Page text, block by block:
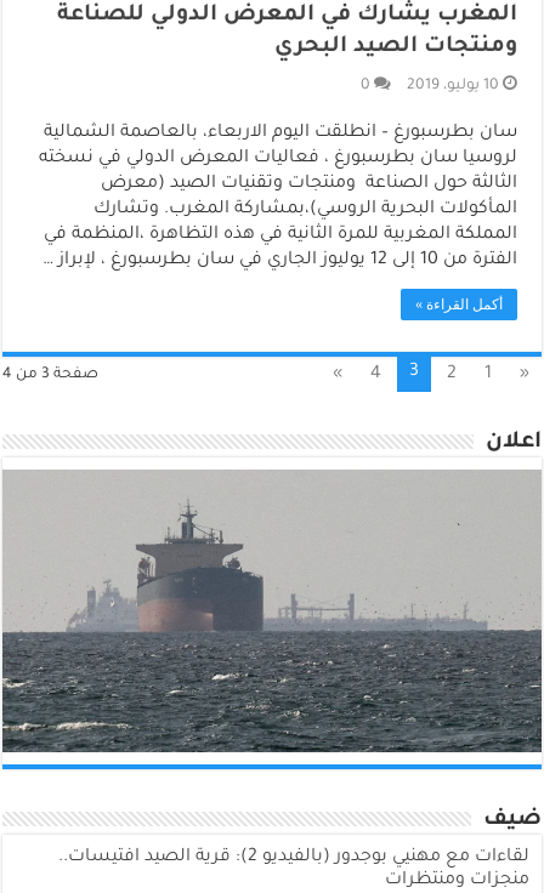
المغرب يشارك في المعرض الدولي للصناعة
ومنتجات الصيد البحري
10 يوليو، 2019 0
سان بطرسبورغ – انطلقت اليوم الاربعاء، بالعاصمة الشمالية
لروسيا سان بطرسبورغ ، فعاليات المعرض الدولي في نسخته
الثالثة حول الصناعة ومنتجات وتقنيات الصيد (معرض
المأكولات البحرية الروسي)،بمشاركة المغرب. وتشارك
المملكة المغربية للمرة الثانية في هذه التظاهرة ،المنظمة في
الفترة من 10 إلى 12 يوليوز الجاري في سان بطرسبورغ ، لإبراز …
أكمل القراءة »
صفحة 3 من 4 «
1
2
3
4
»
اعلان
ضيف
لقاءات مع مهنيي بوجدور (بالفيديو 2): قرية الصيد افتيسات..
منجزات ومنتظرات